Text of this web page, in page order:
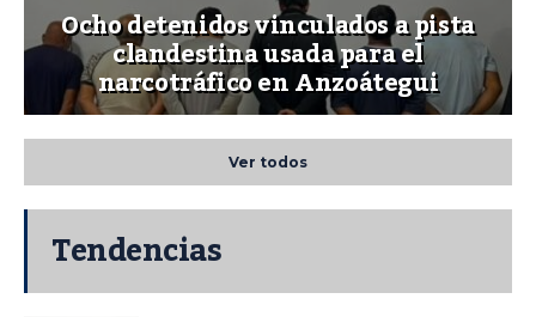
Ocho detenidos vinculados a pista
clandestina usada para el
narcotráfico en Anzoátegui
Ver todos
Tendencias